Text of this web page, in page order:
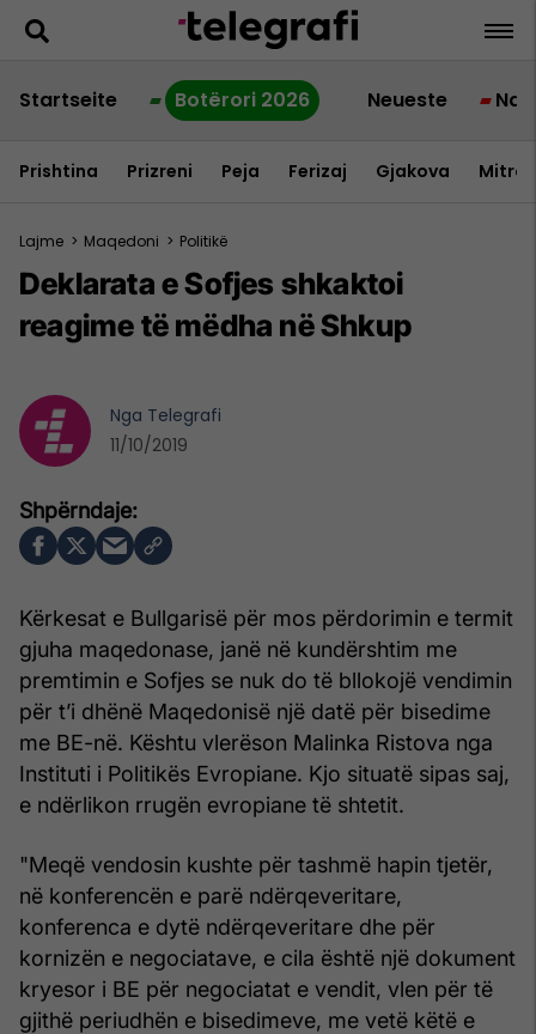
Startseite Botërori 2026 Neueste
Prishtina Prizreni Peja Ferizaj Gjakova
Lajme > Maqedoni > Politikë
Deklarata e Sofjes shkaktoi
reagime të mëdha në Shkup
Kërkesat e Bullgarisë për mos përdorimin e termit
gjuha maqedonase, janë në kundërshtim me
premtimin e Sofjes se nuk do të bllokojë vendimin
për t’i dhënë Maqedonisë një datë për bisedime
me BE-në. Kështu vlerëson Malinka Ristova nga
Instituti i Politikës Evropiane. Kjo situatë sipas saj,
e ndërlikon rrugën evropiane të shtetit.
"Meqë vendosin kushte për tashmë hapin tjetër,
në konferencën e parë ndërqeveritare,
konferenca e dytë ndërqeveritare dhe për
kornizën e negociatave, e cila është një dokument
kryesor i BE për negociatat e vendit, vlen për të
gjithë periudhën e bisedimeve, me vetë këtë e
Nga Telegrafi
11/10/2019